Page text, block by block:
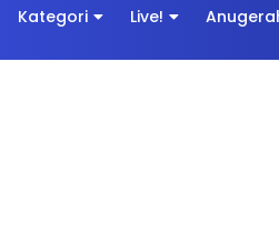
Kategori Live!